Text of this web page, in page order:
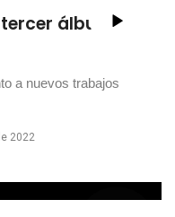
álbum de
a nuevos trabajos
2022